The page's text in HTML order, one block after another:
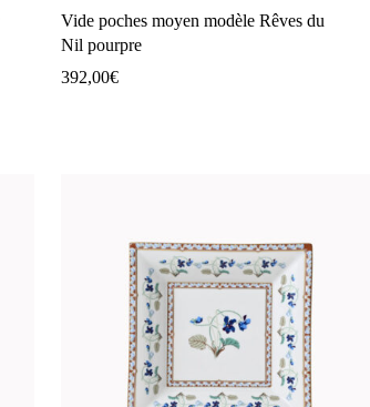
Vide poches moyen modèle Rêves du
Nil pourpre
392,00€